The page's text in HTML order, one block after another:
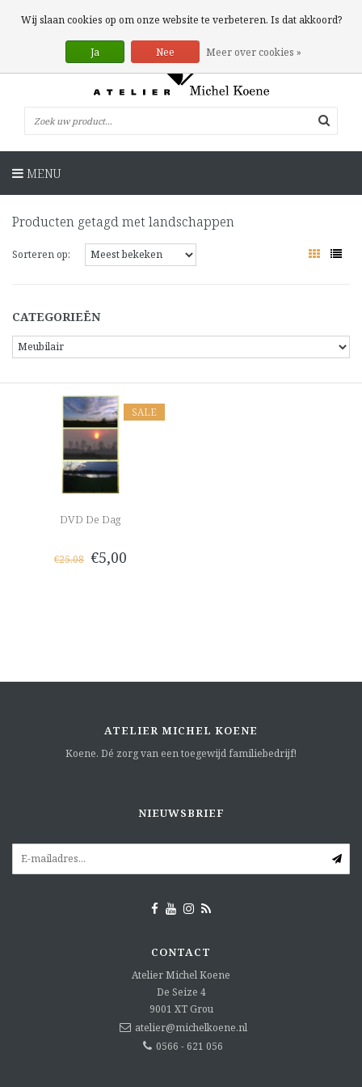
0 Artikelen
MENU
Producten getagd met landschappen
Sorteren op:
CATEGORIEËN
SALE
DVD De Dag
€25,08 €5,00
ATELIER MICHEL KOENE
Koene. Dé zorg van een toegewijd familiebedrijf!
NIEUWSBRIEF
CONTACT
Atelier Michel Koene
De Seize 4
9001 XT Grou
atelier@michelkoene.nl
0566 - 621 056
Wij slaan cookies op om onze website te verbeteren. Is dat akkoord?
Ja Nee Meer over cookies »